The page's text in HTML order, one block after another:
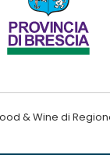
& Wine di